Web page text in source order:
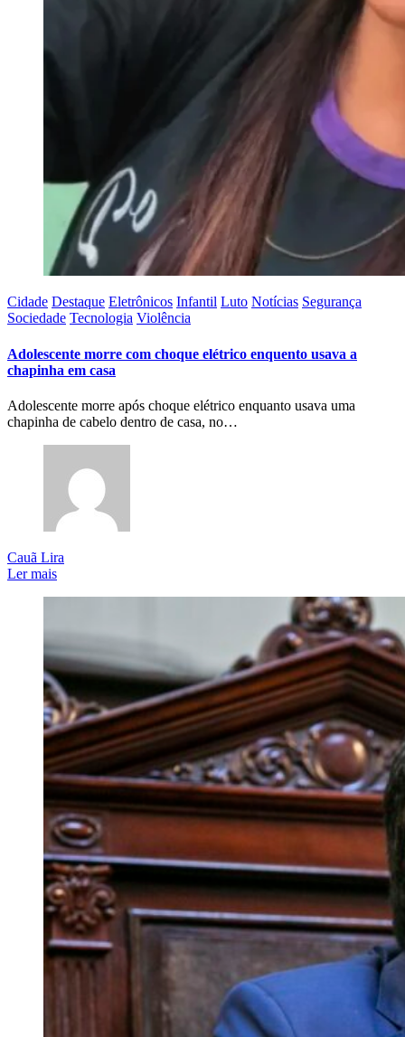
Cidade Destaque Eletrônicos Infantil Luto Notícias Segurança
Sociedade Tecnologia Violência
Adolescente morre com choque elétrico enquento usava a
chapinha em casa
Adolescente morre após choque elétrico enquanto usava uma
chapinha de cabelo dentro de casa, no…
Cauã Lira
Ler mais